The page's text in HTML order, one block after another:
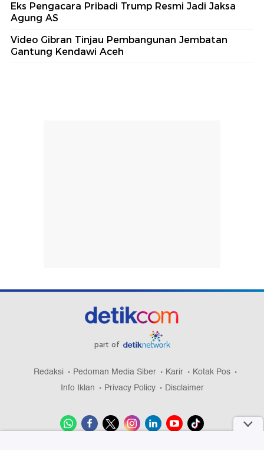
Eks Pengacara Pribadi Trump Resmi Jadi Jaksa
Agung AS
Video Gibran Tinjau Pembangunan Jembatan
Gantung Kendawi Aceh
part of
Redaksi Pedoman Media Siber Karir
Kotak Pos
Info Iklan
Privacy Policy Disclaimer